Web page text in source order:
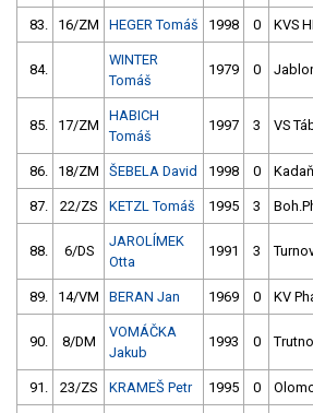
83. 16/ZM HEGER Tomáš 1998 0 KVS
84.
WINTER
Tomáš
1979 0
85. 17/ZM
HABICH
Tomáš
1997 3 VS
86. 18/ZM ŠEBELA David 1998 0 Kadaň
87. 22/ZS KETZL Tomáš 1995 3
88. 6/DS
JAROLÍMEK
Otta
1991 3
89. 14/VM BERAN Jan 1969 0 KV
90. 8/DM
VOMÁČKA
Jakub
1993 0
91. 23/ZS KRAMEŠ Petr 1995 0